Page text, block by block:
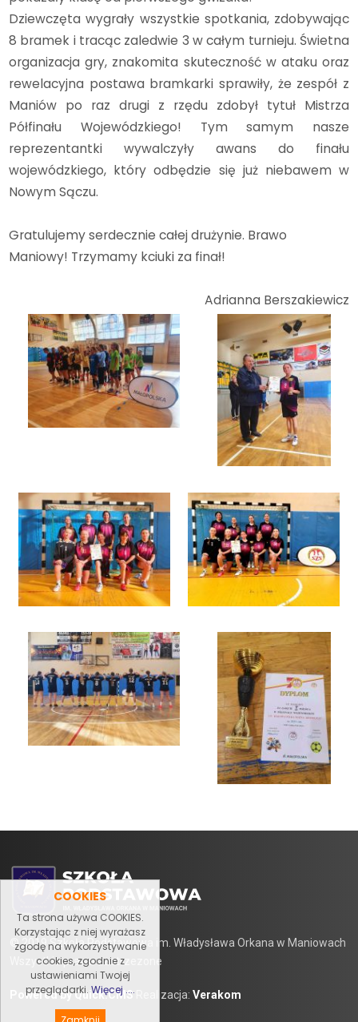
COOKIES
Ta strona używa COOKIES.
Korzystając z niej wyrażasz
zgodę na wykorzystywanie
cookies, zgodnie z
ustawieniami Twojej
przeglądarki. Więcej ....
Dziewczęta wygrały wszystkie spotkania, zdobywając
8 bramek i tracąc zaledwie 3 w całym turnieju. Świetna
organizacja gry, znakomita skuteczność w ataku oraz
rewelacyjna postawa bramkarki sprawiły, że zespół z
Maniów po raz drugi z rzędu zdobył tytuł Mistrza
Półfinału Wojewódzkiego! Tym samym nasze
reprezentantki wywalczyły awans do finału
wojewódzkiego, który odbędzie się już niebawem w
Nowym Sączu.
Gratulujemy serdecznie całej drużynie. Brawo
Maniowy! Trzymamy kciuki za finał!
Adrianna Berszakiewicz
© 2019 Szkoła Podstawowa im. Władysława Orkana w Maniowach
Wszystkie prawa zastrzezone
Powered by Quick.CMSRealizacja: Verakom